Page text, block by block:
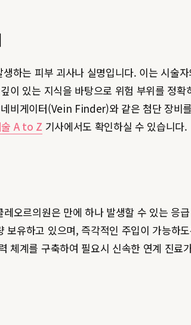
하는 피부 괴사나 실명입니다. 이는 시술
이 있는 지식을 바탕으로 위험 부위를 정
비게이터(Vein Finder)와 같은 첨단 장비
술 A to Z 기사에서도 확인하실 수 있습니다.
오르의원은 만에 하나 발생할 수 있는 응
유하고 있으며, 즉각적인 주입이 가능
체계를 구축하여 필요시 신속한 연계 진료